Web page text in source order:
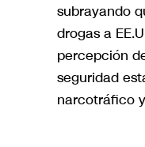
subrayando
drogas a
percepción
seguridad
narcotráfico